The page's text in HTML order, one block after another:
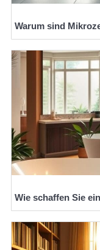
Warum sind
Wie schaffen Sie